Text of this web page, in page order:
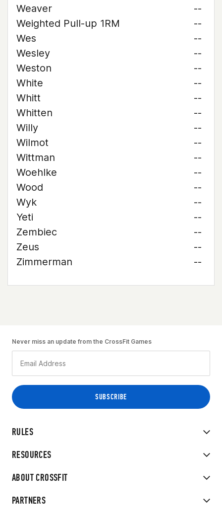
Weaver
--
Weighted Pull-up 1RM
--
Wes
--
Wesley
--
Weston
--
White
--
Whitt
--
Whitten
--
Willy
--
Wilmot
--
Wittman
--
Woehlke
--
Wood
--
Wyk
--
Yeti
--
Zembiec
--
Zeus
--
Zimmerman
--
RULES
RESOURCES
ABOUT CROSSFIT
PARTNERS
Never miss an update from the CrossFit Games